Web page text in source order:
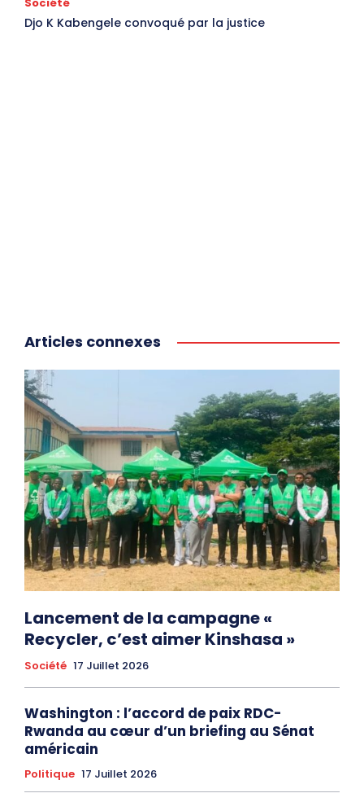
Djo K Kabengele convoqué par la justice
Articles connexes
Lancement de la campagne «
Recycler, c’est aimer Kinshasa »
Société 17 Juillet 2026
Washington : l’accord de paix RDC-
Rwanda au cœur d’un briefing au Sénat
américain
Politique 17 Juillet 2026